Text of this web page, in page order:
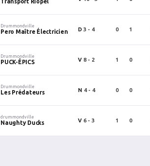
Drummondville
Pero Maître Électricien D 3 - 4 0 1
Drummondville
PUCK-ÉPICS V 8 - 2 1 0
Drummondville
Les Prédateurs N 4 - 4 0 0
drummondville
Naughty Ducks V 6 - 3 1 0